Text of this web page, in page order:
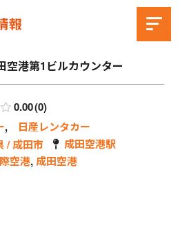
空港第1ビルカウンター
0.00 0
, 日産レンタカー
/ 成田市
成田空港駅
空港,成田空港